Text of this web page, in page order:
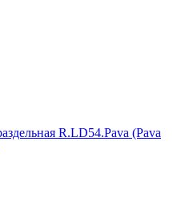
R.LD54.Pava (Pava